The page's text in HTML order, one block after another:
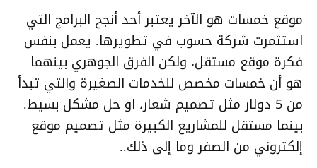
موقع خمسات هو الآخر يعتبر أحد أنجح البرامج التي
استثمرت شركة حسوب في تطويرها. يعمل بنفس
فكرة موقع مستقل، ولكن الفرق الجوهري بينهما
هو أن خمسات مخصص للخدمات الصغيرة والتي تبدأ
من 5 دولار مثل تصميم شعار، او حل مشكل بسيط.
بينما مستقل للمشاريع الكبيرة مثل تصميم موقع
إلكتروني من الصفر وما إلى ذلك..